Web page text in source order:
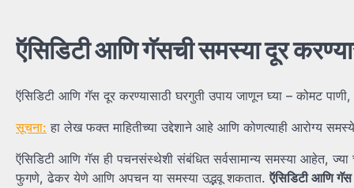
ऍसिडिटीआणिगॅसचीसमस्यादूर
ऍसिडिटी आणि गॅस दूर करण्यासाठी घरगुती उपाय जाणून घ्या – कोमट
सूचना: हा लेख फक्त माहितीच्या उद्देशाने आहे आणि कोणत्याही आरोग्य
ऍसिडिटी आणि गॅस ही पचनसंस्थेशी संबंधित सर्वसामान्य समस्या आहेत,
फुगणे, ढेकर येणे आणि अपचन या समस्या उद्भवू शकतात.ऍसिडिटीआणिगॅस